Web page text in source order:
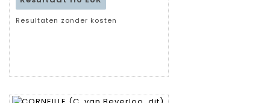
Resultaten zonder kosten